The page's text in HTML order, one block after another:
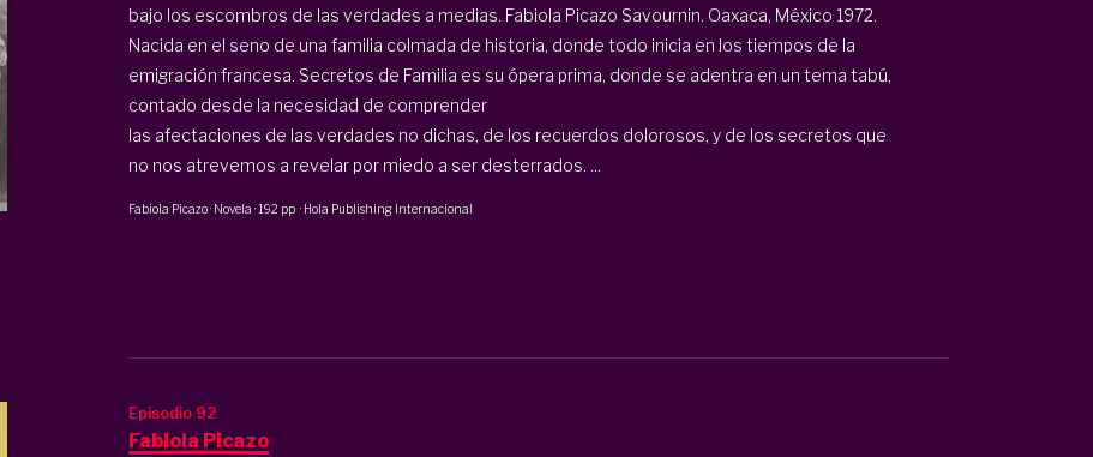
bajo los escombros de las verdades a medias. Fabiola Picazo Savournin. Oaxaca, México 1972.
Nacida en el seno de una familia colmada de historia, donde todo inicia en los tiempos de la
emigración francesa. Secretos de Familia es su ópera prima, donde se adentra en un tema tabú,
contado desde la necesidad de comprender
las afectaciones de las verdades no dichas, de los recuerdos dolorosos, y de los secretos que
no nos atrevemos a revelar por miedo a ser desterrados. ...
Fabiola Picazo · Novela ·192 pp· Hola Publishing Internacional
Episodio 92
Fabiola Picazo